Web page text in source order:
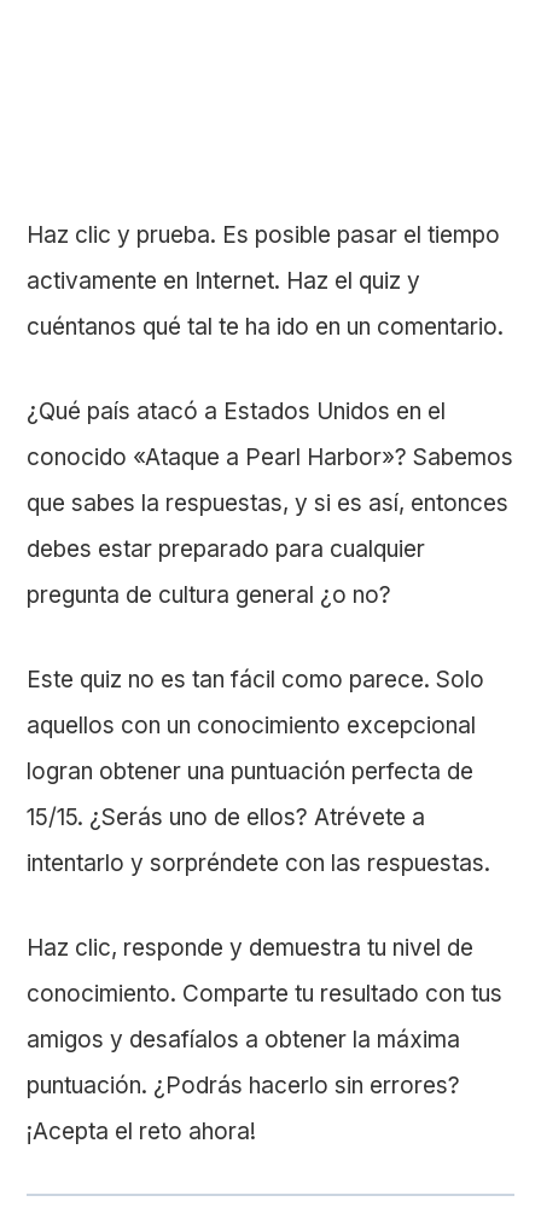
Haz clic y prueba. Es posible pasar el tiempo
activamente en Internet. Haz el quiz y
cuéntanos qué tal te ha ido en un comentario.
¿Qué país atacó a Estados Unidos en el
conocido «Ataque a Pearl Harbor»? Sabemos
que sabes la respuestas, y si es así, entonces
debes estar preparado para cualquier
pregunta de cultura general ¿o no?
Este quiz no es tan fácil como parece. Solo
aquellos con un conocimiento excepcional
logran obtener una puntuación perfecta de
15/15. ¿Serás uno de ellos? Atrévete a
intentarlo y sorpréndete con las respuestas.
Haz clic, responde y demuestra tu nivel de
conocimiento. Comparte tu resultado con tus
amigos y desafíalos a obtener la máxima
puntuación. ¿Podrás hacerlo sin errores?
¡Acepta el reto ahora!